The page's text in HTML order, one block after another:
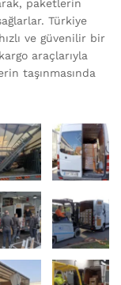
paketlerin
Türkiye
ve güvenilir bir
araçlarıyla
taşınmasında